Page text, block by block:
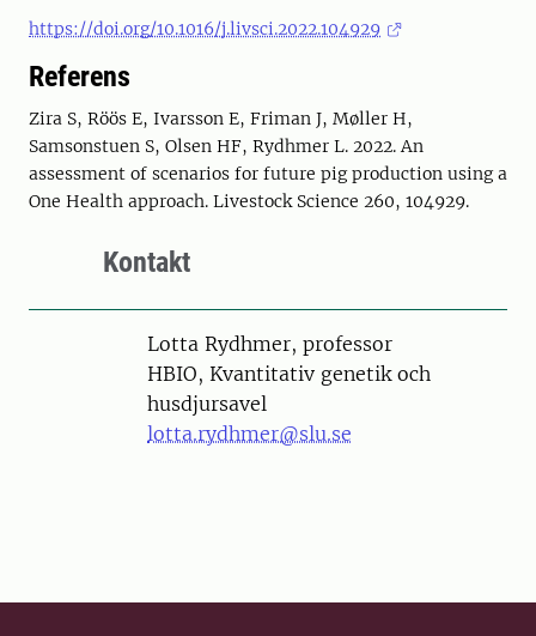
https://doi.org/10.1016/j.livsci.2022.104929
Referens
Zira S, Röös E, Ivarsson E, Friman J, Møller H,
Samsonstuen S, Olsen HF, Rydhmer L. 2022. An
assessment of scenarios for future pig production using a
One Health approach. Livestock Science 260, 104929.
Kontakt
PersonLotta Rydhmer, professor
HBIO, Kvantitativ genetik och
husdjursavel
lotta.rydhmer@slu.se